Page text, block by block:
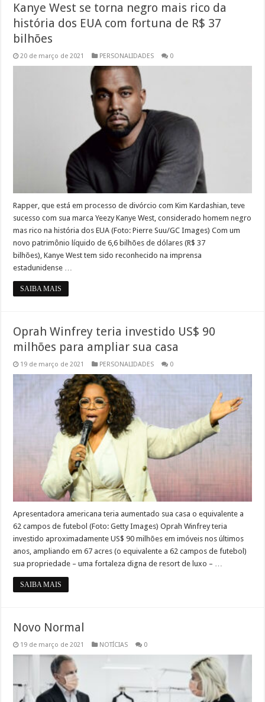
Kanye West se torna negro mais rico da
história dos EUA com fortuna de R$ 37
bilhões
20 de março de 2021 PERSONALIDADES 0
Rapper, que está em processo de divórcio com Kim Kardashian, teve
sucesso com sua marca Yeezy Kanye West, considerado homem negro
mas rico na história dos EUA (Foto: Pierre Suu/GC Images) Com um
novo patrimônio líquido de 6,6 bilhões de dólares (R$ 37
bilhões), Kanye West tem sido reconhecido na imprensa
estadunidense …
SAIBA MAIS
Oprah Winfrey teria investido US$ 90
milhões para ampliar sua casa
19 de março de 2021 PERSONALIDADES 0
Apresentadora americana teria aumentado sua casa o equivalente a
62 campos de futebol (Foto: Getty Images) Oprah Winfrey teria
investido aproximadamente US$ 90 milhões em imóveis nos últimos
anos, ampliando em 67 acres (o equivalente a 62 campos de futebol)
sua propriedade – uma fortaleza digna de resort de luxo – …
SAIBA MAIS
Novo Normal
19 de março de 2021 NOTÍCIAS 0